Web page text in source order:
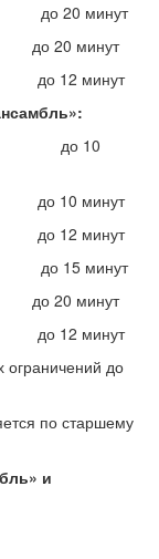
минут
до 10
10 минут
12 минут
минут
ограничений до
по старшему
и